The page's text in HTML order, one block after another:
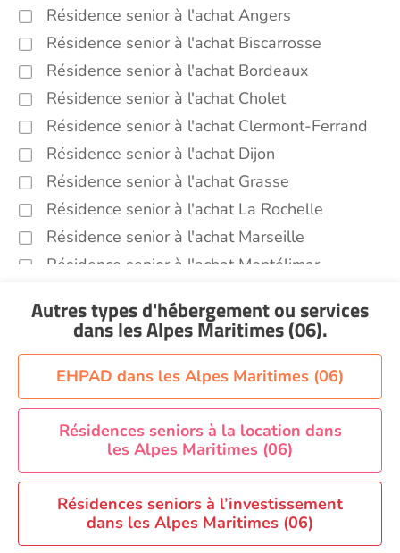
Résidence senior à l'achat Angers
Résidence senior à l'achat Biscarrosse
Résidence senior à l'achat Bordeaux
Résidence senior à l'achat Cholet
Résidence senior à l'achat Clermont-Ferrand
Résidence senior à l'achat Dijon
Résidence senior à l'achat Grasse
Résidence senior à l'achat La Rochelle
Résidence senior à l'achat Marseille
Résidence senior à l'achat Montélimar
Résidence senior à l'achat Saint-Etienne
Résidence senior à l'achat Sainte-Marie
Recherche par ville
Autres types d'hébergement ou services
dans les Alpes Maritimes (06).
EHPAD dans les Alpes Maritimes (06)
Résidences seniors à la location dans
les Alpes Maritimes (06)
Résidences seniors à l’investissement
dans les Alpes Maritimes (06)